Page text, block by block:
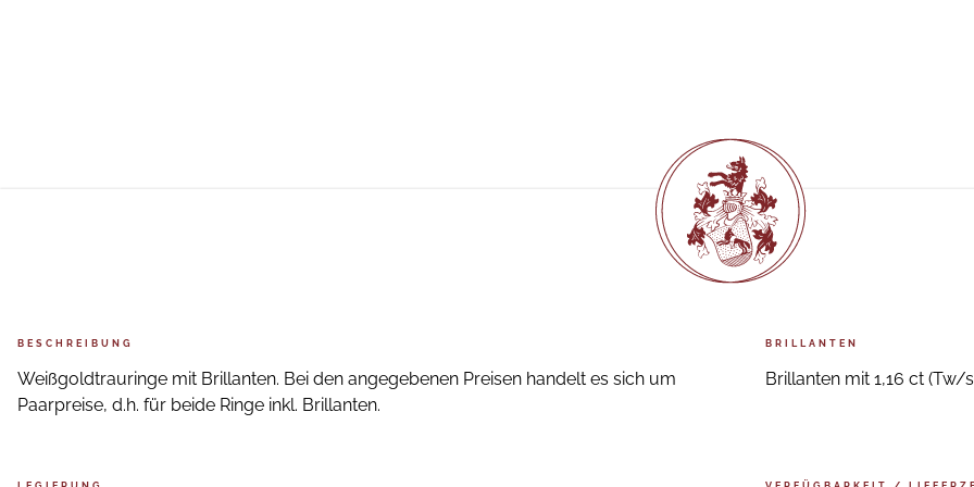
BESCHREIBUNG
Weißgoldtrauringe mit Brillanten. Bei den angegebenen Preisen handelt es sich um
Paarpreise, d.h. für beide Ringe inkl. Brillanten.
BRILLANTEN
Brillanten mit 1,16 ct (Tw/